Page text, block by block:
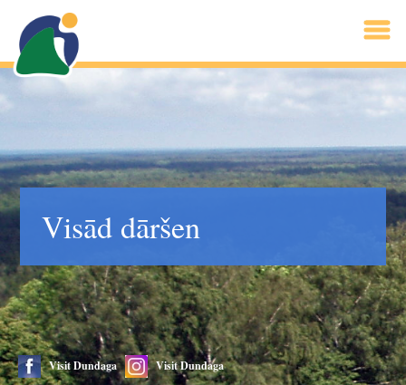
Visād dāršen
Visit Dundaga Visit Dundaga